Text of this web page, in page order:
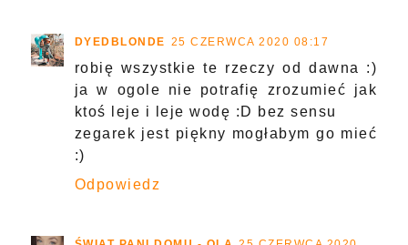
DYEDBLONDE 25 CZERWCA 2020 08:17
robię wszystkie te rzeczy od dawna :)
ja w ogole nie potrafię zrozumieć jak
ktoś leje i leje wodę :D bez sensu
zegarek jest piękny mogłabym go mieć
:)
Odpowiedz